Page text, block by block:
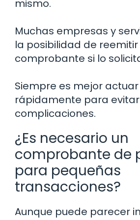
mismo.
Muchas empresas y
la posibilidad de reemitir
comprobante si lo
Siempre es mejor actuar
rápidamente para evitar
complicaciones.
¿Es necesario un
comprobante de
para pequeñas
transacciones?
Aunque puede parecer